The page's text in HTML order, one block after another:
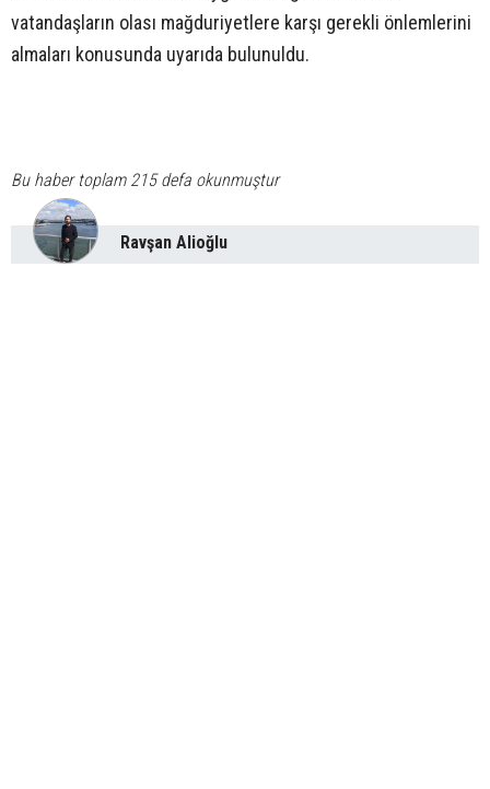
vatandaşların olası mağduriyetlere karşı gerekli önlemlerini
almaları konusunda uyarıda bulunuldu.
Bu haber toplam 215 defa okunmuştur
Ravşan Alioğlu